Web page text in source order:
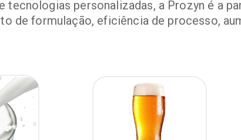
tecnologias personalizadas, a Prozyn é a
de formulação, eficiência de processo,